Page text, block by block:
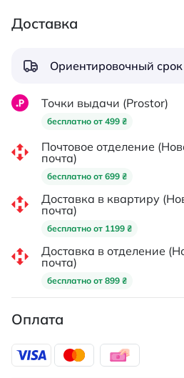
Доставка
Ориентировочный
Точки выдачи (Prostor)
бесплатно от 499 ₴
Почтовое отделение
почта)
бесплатно от 699 ₴
Доставка в квартиру
почта)
бесплатно от 1199 ₴
Доставка в отделение
почта)
бесплатно от 899 ₴
Оплата